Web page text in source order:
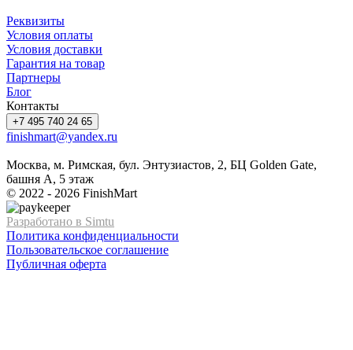
Реквизиты
Условия оплаты
Условия доставки
Гарантия на товар
Партнеры
Блог
Контакты
+7 495 740 24 65
finishmart@yandex.ru
Москва, м. Римская, бул. Энтузиастов, 2, БЦ Golden Gate,
башня А, 5 этаж
© 2022 - 2026 FinishMart
Разработано в Simtu
Политика конфиденциальности
Пользовательское соглашение
Публичная оферта